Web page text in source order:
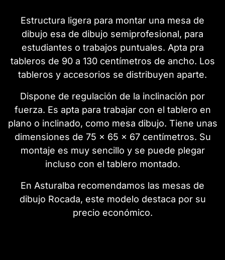
Estructura ligera para montar una mesa de
dibujo esa de dibujo semiprofesional, para
estudiantes o trabajos puntuales. Apta pra
tableros de 90 a 130 centímetros de ancho. Los
tableros y accesorios se distribuyen aparte.
Dispone de regulación de la inclinación por
fuerza. Es apta para trabajar con el tablero en
plano o inclinado, como mesa dibujo. Tiene unas
dimensiones de 75 x 65 x 67 centímetros. Su
montaje es muy sencillo y se puede plegar
incluso con el tablero montado.
En Asturalba recomendamos las mesas de
dibujo Rocada, este modelo destaca por su
precio económico.